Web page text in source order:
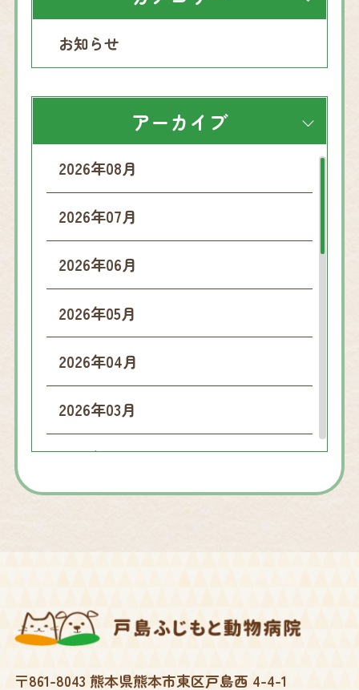
お知らせ
アーカイブ
2026年08月
2026年07月
2026年06月
2026年05月
2026年04月
2026年03月
2026年02月
2025年09月
〒861-8043 熊本県熊本市東区戸島西 4-4-1